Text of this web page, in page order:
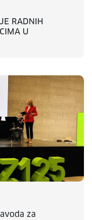
RADNIH
U
za